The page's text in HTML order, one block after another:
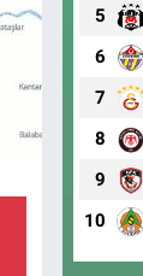
5
6
7
8
9
10